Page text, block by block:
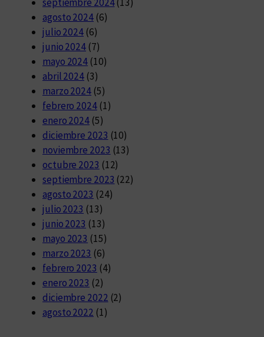
agosto 2024(6)
julio 2024 (6)
junio 2024 (7)
mayo 2024 (10)
abril 2024 (3)
marzo 2024 (5)
febrero 2024(1)
enero 2024 (5)
diciembre 2023 (10)
noviembre 2023 (13)
octubre 2023 (12)
septiembre 2023 (22)
agosto 2023 (24)
julio 2023 (13)
junio 2023 (13)
mayo 2023 (15)
marzo 2023 (6)
febrero 2023 (4)
enero 2023 (2)
diciembre 2022 (2)
agosto 2022 (1)